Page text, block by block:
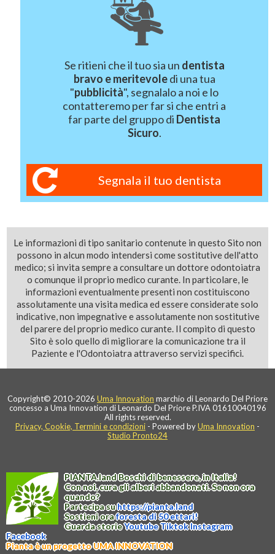
Se ritieni che il tuo sia un dentista
bravo e meritevoledi una tua
"pubblicità", segnalalo a noi e lo
contatteremo per far si che entri a
far parte del gruppo di Dentista
Sicuro.
Segnala il tuo dentista
Le informazioni di tipo sanitario contenute in questo Sito non
possono in alcun modo intendersi come sostitutive dell'atto
medico; si invita sempre a consultare un dottore odontoiatra
o comunque il proprio medico curante. In particolare, le
informazioni eventualmente presenti non costituiscono
assolutamente una visita medica ed essere considerate solo
indicative, non impegnative e assolutamente non sostitutive
del parere del proprio medico curante. Il compito di questo
Sito è solo quello di migliorare la comunicazione tra il
Paziente e l'Odontoiatra attraverso servizi specifici.
Copyright© 2010-2026 Uma Innovation marchio di Leonardo Del Priore
concesso a Uma Innovation di Leonardo Del Priore P.IVA 01610040196
All rights reserved.
Privacy, Cookie, Termini e condizioni - Powered byUma Innovation -
Studio Pronto24
PIANTA.landBoschi di benessere, in Italia!
Con noi, cura gli alberi abbandonati. Se non ora
quando?
Partecipa suhttps://pianta.land
Sostieni oraforesta di 50 ettari!
Guarda storieYoutubeTiktokInstagram
Facebook
Pianta è un progetto UMA INNOVATION